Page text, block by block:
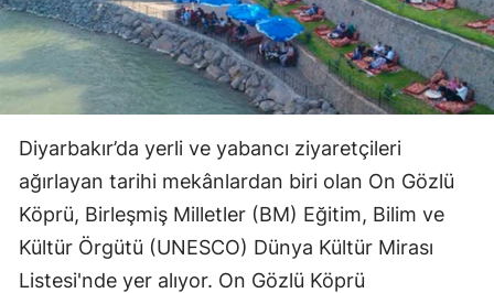
Diyarbakır’da yerli ve yabancı ziyaretçileri
ağırlayan tarihi mekânlardan biri olan On Gözlü
Köprü, Birleşmiş Milletler (BM) Eğitim, Bilim ve
Kültür Örgütü (UNESCO) Dünya Kültür Mirası
Listesi'nde yer alıyor. On Gözlü Köprü